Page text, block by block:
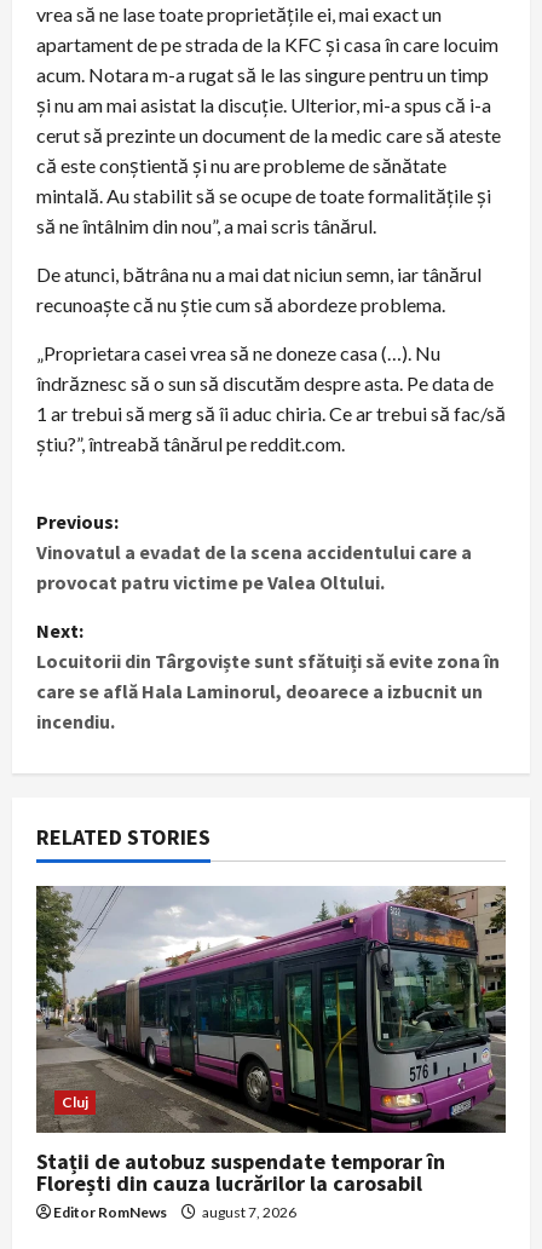
vrea să ne lase toate proprietățile ei, mai exact un
apartament de pe strada de la KFC și casa în care locuim
acum. Notara m-a rugat să le las singure pentru un timp
și nu am mai asistat la discuție. Ulterior, mi-a spus că i-a
cerut să prezinte un document de la medic care să ateste
că este conștientă și nu are probleme de sănătate
mintală. Au stabilit să se ocupe de toate formalitățile și
să ne întâlnim din nou”, a mai scris tânărul.
De atunci, bătrâna nu a mai dat niciun semn, iar tânărul
recunoaște că nu știe cum să abordeze problema.
„Proprietara casei vrea să ne doneze casa (…). Nu
îndrăznesc să o sun să discutăm despre asta. Pe data de
1 ar trebui să merg să îi aduc chiria. Ce ar trebui să fac/să
știu?”, întreabă tânărul pe reddit.com.
P
o
s
t
n
a
v
i
g
a
t
i
o
n
Previous:
Vinovatul a evadat de la scena accidentului care a
provocat patru victime pe Valea Oltului.
Next:
Locuitorii din Târgoviște sunt sfătuiți să evite zona în
care se află Hala Laminorul, deoarece a izbucnit un
incendiu.
RELATED STORIES
Cluj
Stații de autobuz suspendate temporar în
Florești din cauza lucrărilor la carosabil
Editor RomNews august 7, 2026